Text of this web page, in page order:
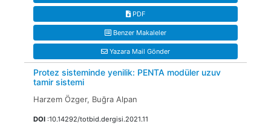
PDF
Benzer Makaleler
Yazara Mail Gönder
Protez sisteminde yenilik: PENTA modüler uzuv
tamir sistemi
Harzem Özger, Buğra Alpan
DOI :10.14292/totbid.dergisi.2021.11